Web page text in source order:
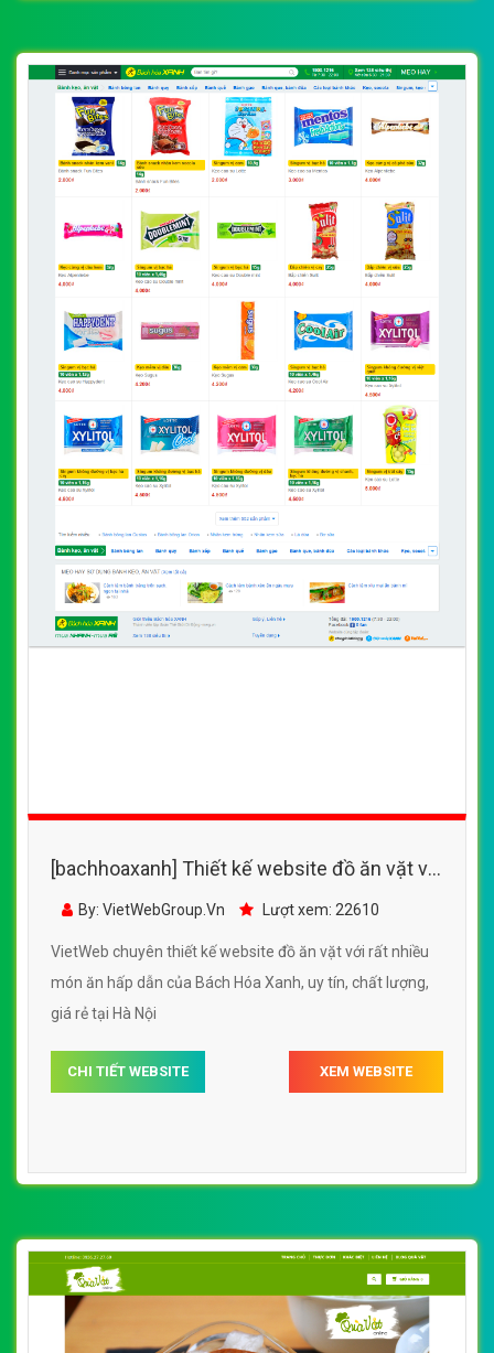
[bachhoaxanh] Thiết kế website đồ ăn vặt với
rất nhiều món ăn hấp dẫn của Bách Hóa
By: VietWebGroup.Vn Lượt xem: 22610
VietWeb chuyên thiết kế website đồ ăn vặt với rất nhiều
món ăn hấp dẫn của Bách Hóa Xanh, uy tín, chất lượng,
giá rẻ tại Hà Nội
CHI TIẾT WEBSITE XEM WEBSITE